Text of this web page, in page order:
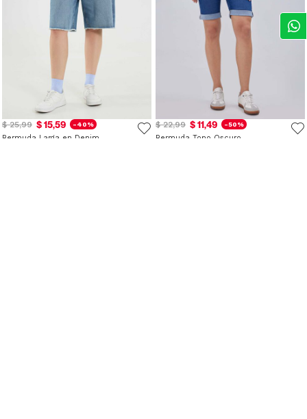
$ 25,99 $ 15,59 -40%
Bermuda Larga en Denim
$ 22,99 $ 11,49 -50%
Bermuda Tono Oscuro